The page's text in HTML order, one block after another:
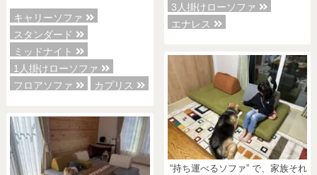
キャリーソファ
スタンダード
ミッドナイト
1人掛けローソファ
フロアソファ
カプリス
3人掛けローソファ
エナレス
“持ち運べるソファ” で、家族それ